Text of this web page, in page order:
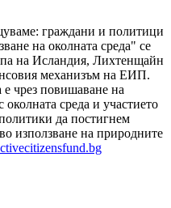
: граждани и политици
на околната среда" се
на Исландия, Лихтенщайн
механизъм на ЕИП.
чрез повишаване на
среда и участието
да постигнем
използване на природните